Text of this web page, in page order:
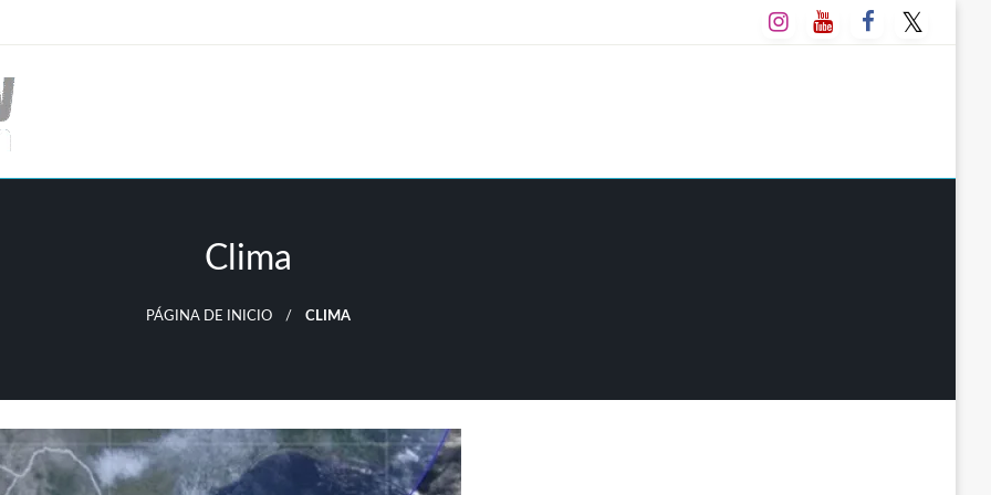
Clima
PÁGINA DE INICIO CLIMA